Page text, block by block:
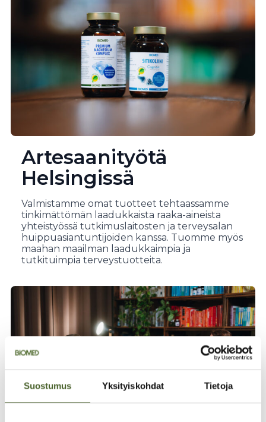
Suostumus Yksityiskohdat Tietoja
Artesaanityötä
Helsingissä
Valmistamme omat tuotteet tehtaassamme
tinkimättömän laadukkaista raaka-aineista
yhteistyössä tutkimuslaitosten ja terveysalan
huippuasiantuntijoiden kanssa. Tuomme myös
maahan maailman laadukkaimpia ja
tutkituimpia terveystuotteita.